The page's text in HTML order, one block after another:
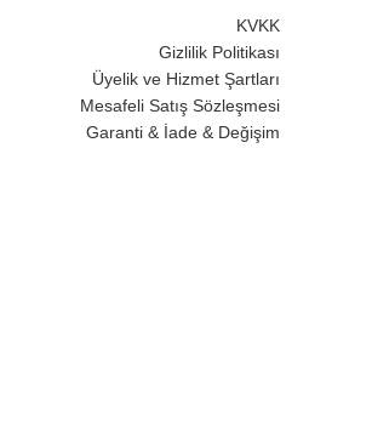
KVKK
Gizlilik Politikası
Üyelik ve Hizmet Şartları
Mesafeli Satış Sözleşmesi
Garanti & İade & Değişim